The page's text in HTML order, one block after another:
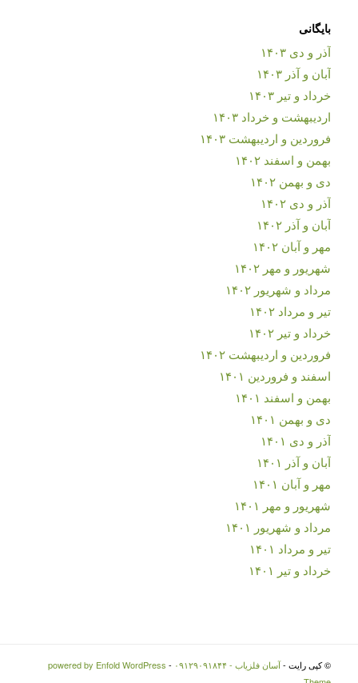
بایگانی
آذر و دی ۱۴۰۳
آبان و آذر ۱۴۰۳
خرداد و تیر ۱۴۰۳
اردیبهشت و خرداد ۱۴۰۳
فروردین و اردیبهشت ۱۴۰۳
بهمن و اسفند ۱۴۰۲
دی و بهمن ۱۴۰۲
آذر و دی ۱۴۰۲
آبان و آذر ۱۴۰۲
مهر و آبان ۱۴۰۲
شهریور و مهر ۱۴۰۲
مرداد و شهریور ۱۴۰۲
تیر و مرداد ۱۴۰۲
خرداد و تیر ۱۴۰۲
فروردین و اردیبهشت ۱۴۰۲
اسفند و فروردین ۱۴۰۱
بهمن و اسفند ۱۴۰۱
دی و بهمن ۱۴۰۱
آذر و دی ۱۴۰۱
آبان و آذر ۱۴۰۱
مهر و آبان ۱۴۰۱
شهریور و مهر ۱۴۰۱
مرداد و شهریور ۱۴۰۱
تیر و مرداد ۱۴۰۱
خرداد و تیر ۱۴۰۱
© کپی رایت -آسان فلزیاب - ۰۹۱۲۹۰۹۱۸۴۴ -
powered by Enfold WordPress